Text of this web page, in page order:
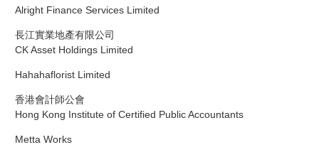
Alright Finance Services Limited
長江實業地產有限公司
CK Asset Holdings Limited
Hahahaflorist Limited
香港會計師公會
Hong Kong Institute of Certified Public Accountants
Metta Works